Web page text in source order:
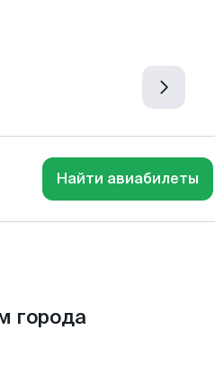
Найти авиабилеты
города